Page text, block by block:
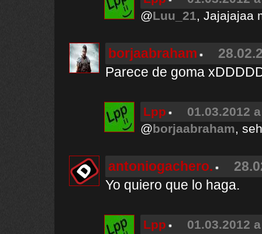
@Luu_21, Jajajajaa
borjaabraham
Parece de goma
Lpp
01.03.2012
@borjaabraham,
antoniogachero.
Yo quiero que lo haga.
Lpp
01.03.2012